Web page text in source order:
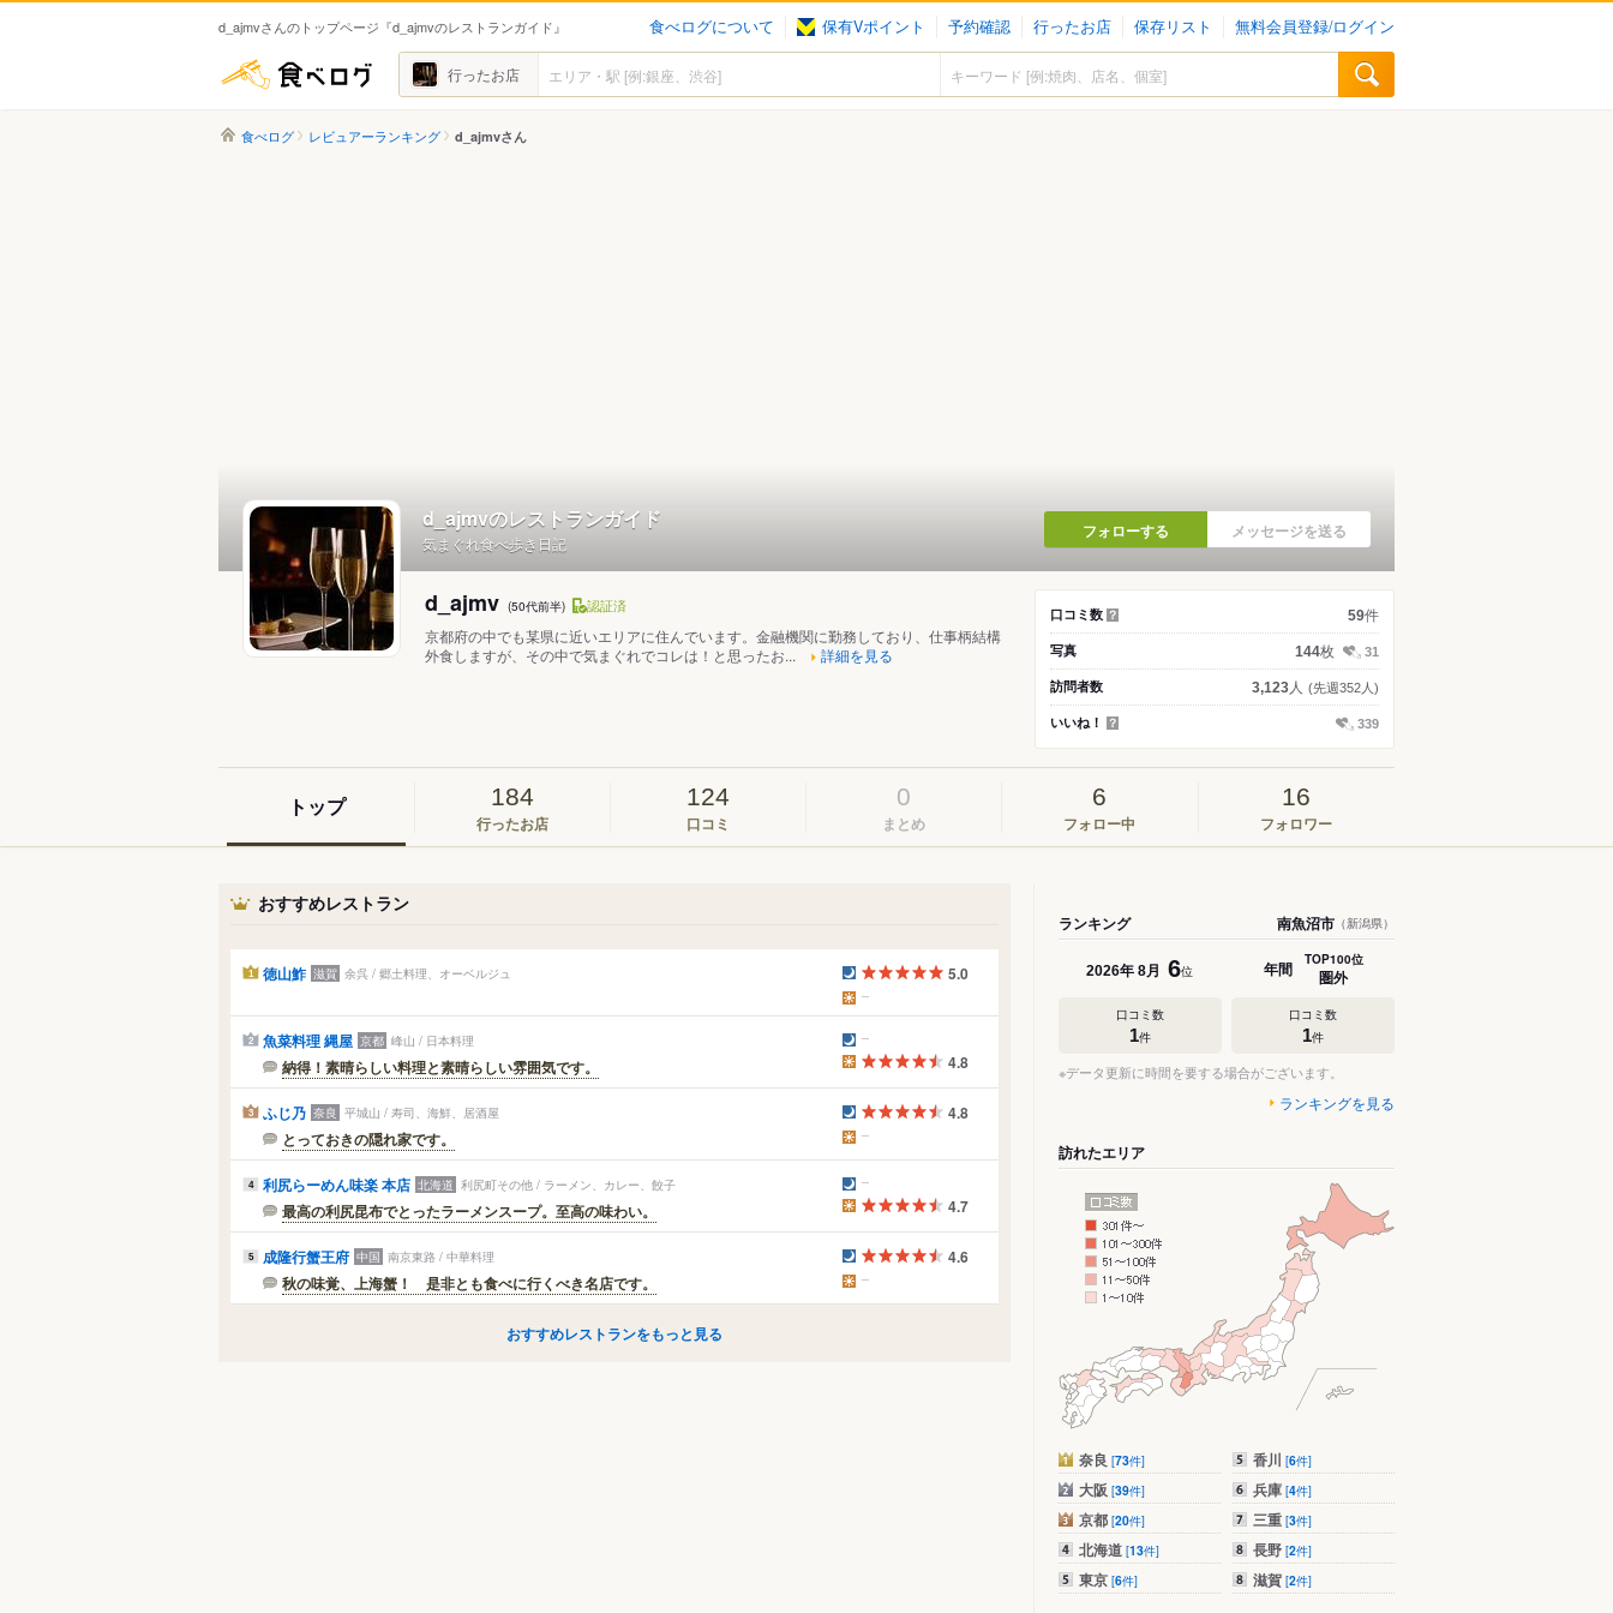
d_ajmvさんのトップページ『d_ajmvのレストランガイド』 食べログについて 保有Vポイント 予約確認 行ったお店 保存リスト 無料会員登録/ログイン
食べログ 行ったお店
食べログ レビュアーランキング d_ajmvさん
d_ajmvのレストランガイド
気まぐれ食べ歩き日記
フォローする メッセージを送る
d_ajmv (50代前半) 認証済
京都府の中でも某県に近いエリアに住んでいます。金融機関に勤務しており、仕事柄結構
外食しますが、その中で気まぐれでコレは！と思ったお...
詳細を見る
口コミ数 ？ 59件
写真 144枚 31
訪問者数 3,123人 (先週352人)
いいね！ ？ 339
トップ 184
行ったお店
124
口コミ
0
まとめ
6
フォロー中
16
フォロワー
おすすめレストラン
1 徳山鮓 滋賀 余呉 / 郷土料理、オーベルジュ 5.0
2 魚菜料理 縄屋 京都 峰山 / 日本料理
納得！素晴らしい料理と素晴らしい雰囲気です。 4.8
3 ふじ乃 奈良 平城山 / 寿司、海鮮、居酒屋
とっておきの隠れ家です。
4.8
4 利尻らーめん味楽 本店 北海道 利尻町その他 / ラーメン、カレー、餃子
最高の利尻昆布でとったラーメンスープ。至高の味わい。 4.7
5 成隆行蟹王府 中国 南京東路 / 中華料理
秋の味覚、上海蟹！ 是非とも食べに行くべき名店です。
4.6
おすすめレストランをもっと見る
ランキング 南魚沼市 （新潟県）
2026年8月 6位
口コミ数
1件
年間 TOP100位
圏外
口コミ数
1件
※データ更新に時間を要する場合がございます。
ランキングを見る
訪れたエリア
奈良 [73件]
大阪 [39件]
京都 [20件]
北海道 [13件]
東京 [6件]
香川 [6件]
兵庫 [4件]
三重 [3件]
長野 [2件]
滋賀 [2件]